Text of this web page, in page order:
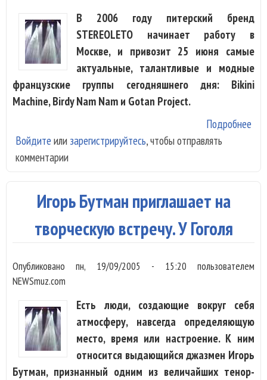
В 2006 году питерский бренд
STEREOLETO начинает работу в
Москве, и привозит 25 июня самые
актуальные, талантливые и модные
французские группы сегодняшнего дня: Bikini
Machine, Birdy Nam Nam и Gotan Project.
Подробнее
Войдите или зарегистрируйтесь, чтобы отправлять
комментарии
Игорь Бутман приглашает на
творческую встречу. У Гоголя
Опубликованопн, 19/09/2005 - 15:20 пользователем
NEWSmuz.com
Есть люди, создающие вокруг себя
атмосферу, навсегда определяющую
место, время или настроение. К ним
относится выдающийся джазмен Игорь
Бутман, признанный одним из величайших тенор-